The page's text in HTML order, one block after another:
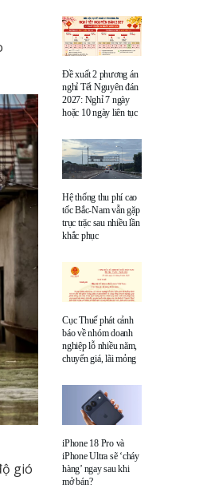
gió
Đề xuất 2 phương án
nghỉ Tết Nguyên đán
2027: Nghỉ 7 ngày
hoặc 10 ngày liên tục
Hệ thống thu phí cao
tốc Bắc-Nam vẫn gặp
trục trặc sau nhiều lần
khắc phục
Cục Thuế phát cảnh
báo về nhóm doanh
nghiệp lỗ nhiều năm,
chuyển giá, lãi mỏng
iPhone 18 Pro và
iPhone Ultra sẽ ‘cháy
hàng’ ngay sau khi
mở bán?